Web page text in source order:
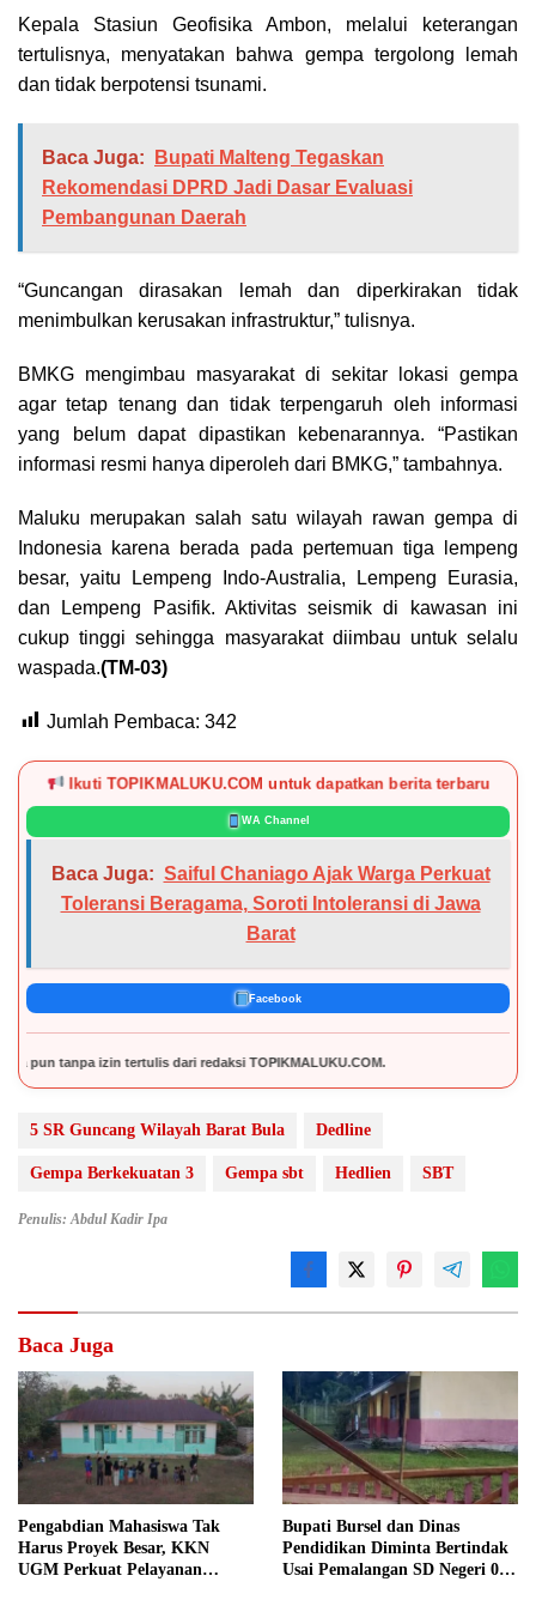
Kepala Stasiun Geofisika Ambon, melalui keterangan
tertulisnya, menyatakan bahwa gempa tergolong lemah
dan tidak berpotensi tsunami.
Baca Juga:
Bupati Malteng Tegaskan
Rekomendasi DPRD Jadi Dasar Evaluasi
Pembangunan Daerah
“Guncangan dirasakan lemah dan diperkirakan tidak
menimbulkan kerusakan infrastruktur,” tulisnya.
BMKG mengimbau masyarakat di sekitar lokasi gempa
agar tetap tenang dan tidak terpengaruh oleh informasi
yang belum dapat dipastikan kebenarannya. “Pastikan
informasi resmi hanya diperoleh dari BMKG,” tambahnya.
Maluku merupakan salah satu wilayah rawan gempa di
Indonesia karena berada pada pertemuan tiga lempeng
besar, yaitu Lempeng Indo-Australia, Lempeng Eurasia,
dan Lempeng Pasifik. Aktivitas seismik di kawasan ini
cukup tinggi sehingga masyarakat diimbau untuk selalu
waspada.(TM-03)
Jumlah Pembaca: 342
Ikuti TOPIKMALUKU.COM untuk dapatkan berita terbaru
WA Channel
Baca Juga: Saiful Chaniago Ajak Warga Perkuat
Toleransi Beragama, Soroti Intoleransi di Jawa
Barat
Facebook
tertulis dari redaksi TOPIKMALUKU.COM.
5 SR Guncang Wilayah Barat Bula Dedline
Gempa Berkekuatan 3 Gempa sbt Hedlien SBT
Penulis: Abdul Kadir Ipa
Baca Juga
Pengabdian Mahasiswa Tak
Harus Proyek Besar, KKN
UGM Perkuat Pelayanan
Bupati Bursel dan Dinas
Pendidikan Diminta Bertindak
Usai Pemalangan SD Negeri 09